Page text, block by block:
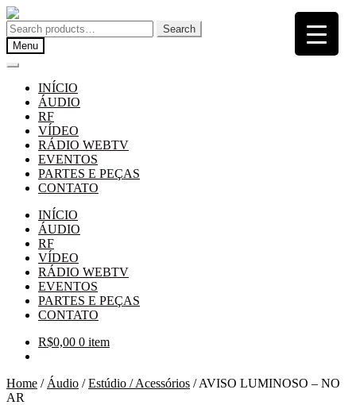
Pular
para
navegação
Pular
para
o
conteúdo
Search
for:
Search
Menu
INÍCIO
ÁUDIO
RF
VÍDEO
RÁDIO WEBTV
EVENTOS
PARTES E PEÇAS
CONTATO
INÍCIO
ÁUDIO
RF
VÍDEO
RÁDIO WEBTV
EVENTOS
PARTES E PEÇAS
CONTATO
R$0,00 0 item
Home / Áudio /Estúdio / Acessórios /AVISO LUMINOSO – NO
AR